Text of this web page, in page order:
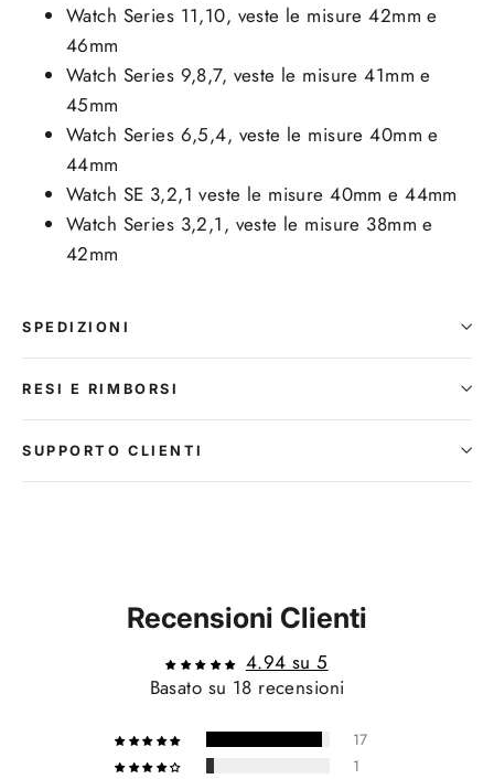
Watch Series 11,10, veste le misure 42mm e
46mm
Watch Series 9,8,7, veste le misure 41mm e
45mm
Watch Series 6,5,4, veste le misure 40mm e
44mm
Watch SE 3,2,1 veste le misure 40mm e 44mm
Watch Series 3,2,1, veste le misure 38mm e
42mm
SPEDIZIONI
RESI E RIMBORSI
SUPPORTO CLIENTI
Recensioni Clienti
4.94 su 5
Basato su 18 recensioni
17
1